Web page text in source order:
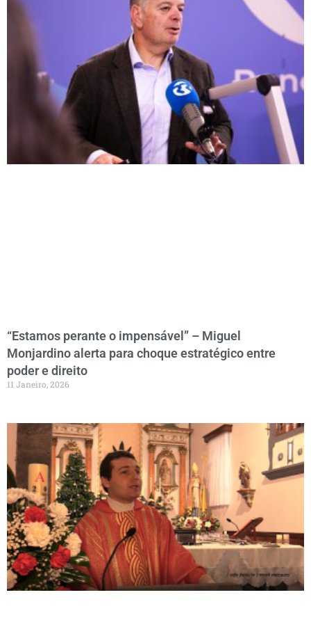
“Estamos perante o impensável” – Miguel
Monjardino alerta para choque estratégico entre
poder e direito
11 Janeiro, 2026